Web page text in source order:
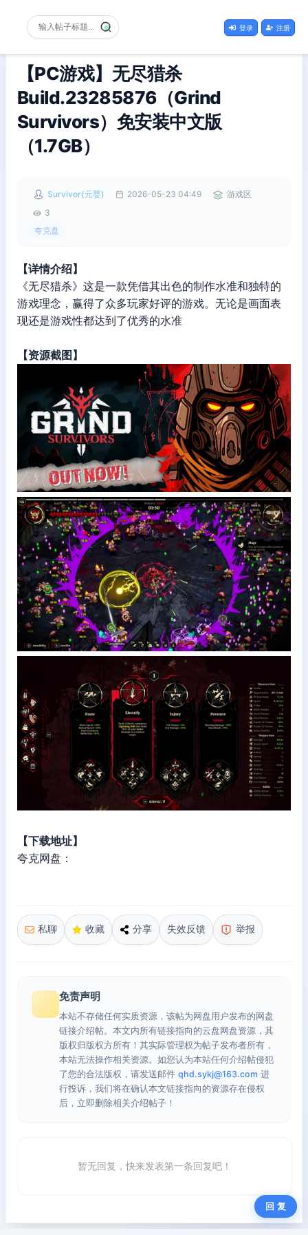
登录 注册
【PC游戏】​无尽猎杀
Build.23285876（Grind
Survivors）免安装中文版
（1.7GB）
Survivor(元婴) 2026-05-23 04:49
游戏区
3
夸克盘
【详情介绍】
《​无尽猎杀》这是一款凭借其出色的制作水准和独特的
游戏理念，赢得了众多玩家好评的游戏。无论是画面表
现还是游戏性都达到了优秀的水准
【资源截图】
【下载地址】
夸克网盘：
私聊 收藏 分享 失效反馈 举报
免责声明
本站不存储任何实质资源，该帖为网盘用户发布的网盘
链接介绍帖。本文内所有链接指向的云盘网盘资源，其
版权归版权方所有！其实际管理权为帖子发布者所有，
本站无法操作相关资源。如您认为本站任何介绍帖侵犯
了您的合法版权，请发送邮件 qhd.sykj@163.com 进
行投诉，我们将在确认本文链接指向的资源存在侵权
后，立即删除相关介绍帖子！
暂无回复，快来发表第一条回复吧！
回 复